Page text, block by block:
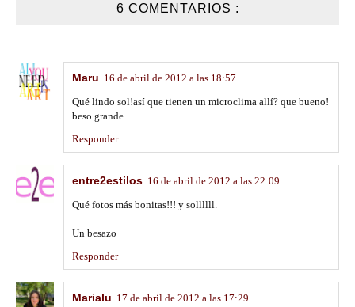
6 COMENTARIOS :
Maru 16 de abril de 2012 a las 18:57
Qué lindo sol!así que tienen un microclima allí? que bueno!
beso grande
Responder
entre2estilos 16 de abril de 2012 a las 22:09
Qué fotos más bonitas!!! y sollllll.
Un besazo
Responder
Marialu 17 de abril de 2012 a las 17:29